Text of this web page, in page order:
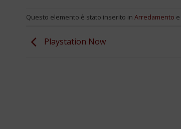
Questo elemento è stato inserito in Arredamento
Playstation Now